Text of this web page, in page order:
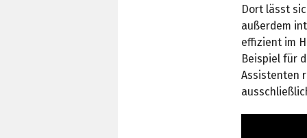
Dort lässt
außerdem
effizient im
Beispiel für
Assistenten